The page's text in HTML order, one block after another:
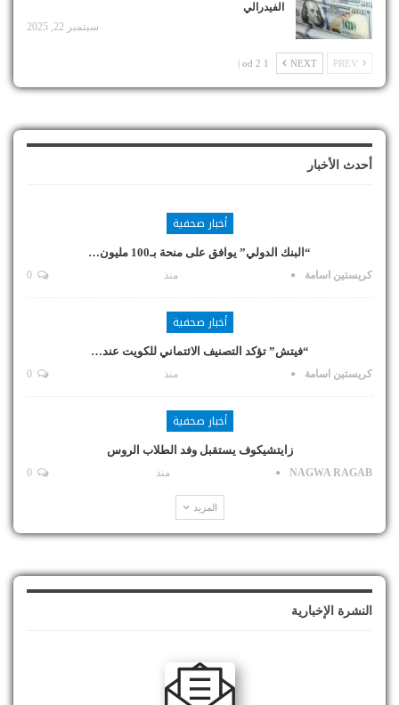
الفيدرالي
سبتمبر 22, 2025
NEXT
1 od 2 |
أحدث الأخبار
أخبار صحفية
“البنك الدولي” يوافق على منحة بـ100 مليون…
كريستين اسامة منذ
أخبار صحفية
“فيتش” تؤكد التصنيف الائتماني للكويت عند…
كريستين اسامة منذ
أخبار صحفية
زايتشيكوف يستقبل وفد الطلاب الروس
NAGWA RAGAB منذ
المزيد
النشرة الإخبارية